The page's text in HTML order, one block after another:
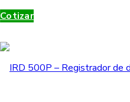
Cotizar